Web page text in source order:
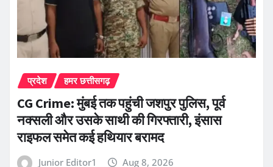
प्रदेश हमर छत्तीसगढ़
CG Crime: मुंबई तक पहुंची जशपुर पुलिस, पूर्व
नक्सली और उसके साथी की गिरफ्तारी, इंसास
राइफल समेत कई हथियार बरामद
Junior Editor1 Aug 8, 2026